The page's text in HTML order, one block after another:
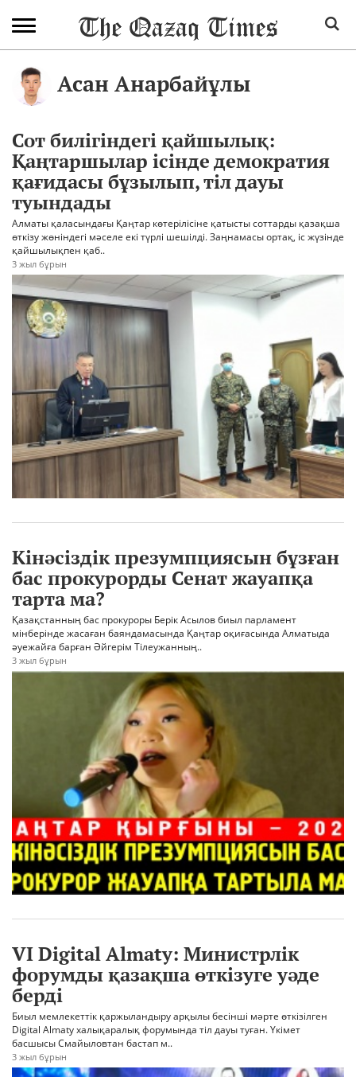
Асан Анарбайұлы
Сот билігіндегі қайшылық:
Қаңтаршылар ісінде демократия
қағидасы бұзылып, тіл дауы
туындады
Алматы қаласындағы Қаңтар көтерілісіне қатысты соттарды қазақша
өткізу жөніндегі мәселе екі түрлі шешілді. Заңнамасы ортақ, іс жүзінде
қайшылықпен қаб..
3 жыл бұрын
Кінәсіздік презумпциясын бұзған
бас прокурорды Сенат жауапқа
тарта ма?
Қазақстанның бас прокуроры Берік Асылов биыл парламент
мінберінде жасаған баяндамасында Қаңтар оқиғасында Алматыда
әуежайға барған Әйгерім Тілеужанның..
3 жыл бұрын
VI Digital Almaty: Министрлік
форумды қазақша өткізуге уәде
берді
Биыл мемлекеттік қаржыландыру арқылы бесінші мәрте өткізілген
Digital Almaty халықаралық форумында тіл дауы туған. Үкімет
басшысы Смайыловтан бастап м..
3 жыл бұрын